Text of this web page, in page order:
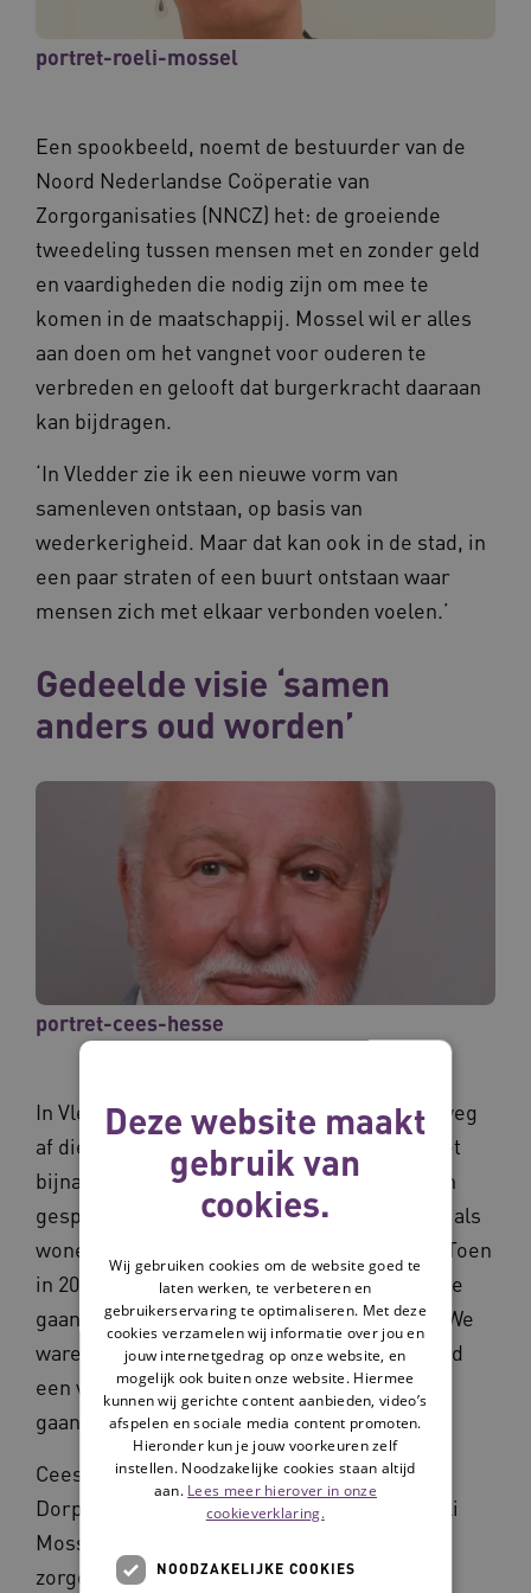
portret-roeli-mossel
Een spookbeeld, noemt de bestuurder van de
Noord Nederlandse Coöperatie van
Zorgorganisaties (NNCZ) het: de groeiende
tweedeling tussen mensen met en zonder geld
en vaardigheden die nodig zijn om mee te
komen in de maatschappij. Mossel wil er alles
aan doen om het vangnet voor ouderen te
verbreden en gelooft dat burgerkracht daaraan
kan bijdragen.
‘In Vledder zie ik een nieuwe vorm van
samenleven ontstaan, op basis van
wederkerigheid. Maar dat kan ook in de stad, in
een paar straten of een buurt ontstaan waar
mensen zich met elkaar verbonden voelen.’
Gedeelde visie ‘samen
anders oud worden’
portret-cees-hesse
In Vledder leggen de inwoners samen een weg
af die al in 2012 is ingezet. In dat jaar ging het
bijna tweeduizend inwoners tellende dorp in
gesprek over kwaliteit van leven en thema’s als
wonen, voorzieningen en zelfredzaamheid. Toen
in 2016 een zorginstelling besloot toch niet te
gaan bouwen in het dorp, kwam het besef: ‘We
waren op onszelf teruggeworpen en dat werd
een voedingsbodem om zelf aan de slag te
gaan.’
Cees Hesse, destijds voorzitter van
Dorpsbelang Vledder, klopte in 2016 bij Roeli
Mossel aan. Die wilde haar collega-
zorgorganisatie niet in de weg zitten.
Deze website maakt
gebruik van
cookies.
Wij gebruiken cookies om de website goed te
laten werken, te verbeteren en
gebruikerservaring te optimaliseren. Met deze
cookies verzamelen wij informatie over jou en
jouw internetgedrag op onze website, en
mogelijk ook buiten onze website. Hiermee
kunnen wij gerichte content aanbieden, video’s
afspelen en sociale media content promoten.
Hieronder kun je jouw voorkeuren zelf
instellen. Noodzakelijke cookies staan altijd
aan. Lees meer hierover in onze
cookieverklaring.
NOODZAKELIJKE COOKIES